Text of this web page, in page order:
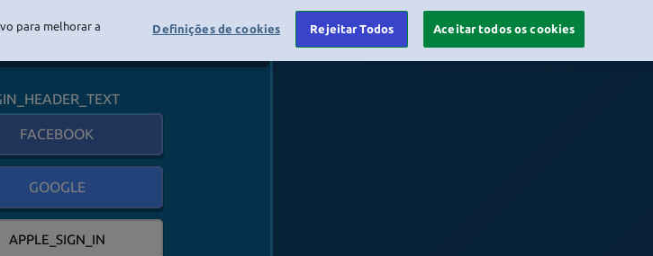
FACEBOOK
GOOGLE
APPLE_SIGN_IN
para melhorar a
Definições de cookies Rejeitar Todos Aceitar todos os cookies